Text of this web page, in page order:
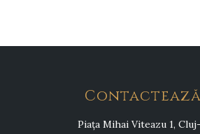
Piața Mihai Viteazu 1,